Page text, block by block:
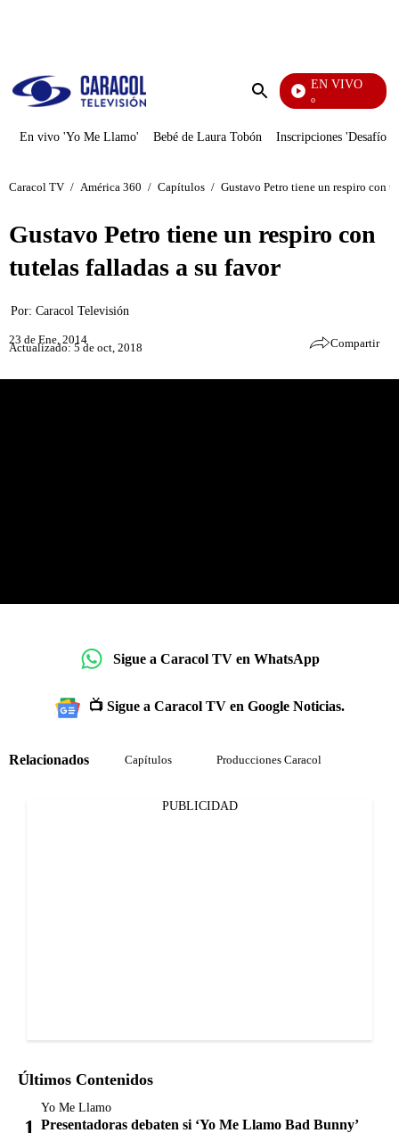
Enviar
EN VIVO
Yo Me Llamo
En vivo 'Yo Me Llamo' Bebé de Laura Tobón Inscripciones 'Desafío'
Caracol TV / América 360 / Capítulos / Gustavo Petro tiene un respiro con
Gustavo Petro tiene un respiro con
tutelas falladas a su favor
Por: Caracol Televisión
23 de Ene, 2014
Actualizado: 5 de oct, 2018 Compartir
Sigue a Caracol TV en WhatsApp
📺 Sigue a Caracol TV en Google Noticias.
Relacionados Capítulos Producciones Caracol
PUBLICIDAD
Últimos Contenidos
Yo Me Llamo
Presentadoras debaten si ‘Yo Me Llamo Bad Bunny’